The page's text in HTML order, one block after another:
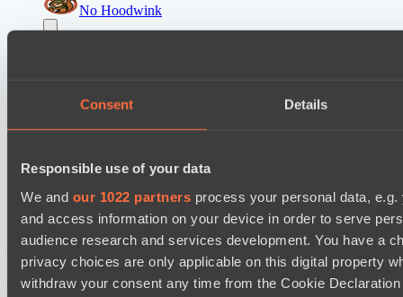
Consent Details
Responsible use of your data
We and our 1022 partners process your personal data,
and access information on your device in order to serve
audience research and services development. You have a
privacy choices are only applicable on this digital property
withdraw your consent any time from the Cookie
No Hoodwink
Stormriders
Ultras Dota Pro League 2025-2026 Season 57
Политика
конфиденциальности Декларация о файлах cookie О нас
Поддержка:support@hawk.liveРеклама и сотрудничество:
adv@hawk.live© 2026 Hawk Live LLC30 N Gould St #43713,